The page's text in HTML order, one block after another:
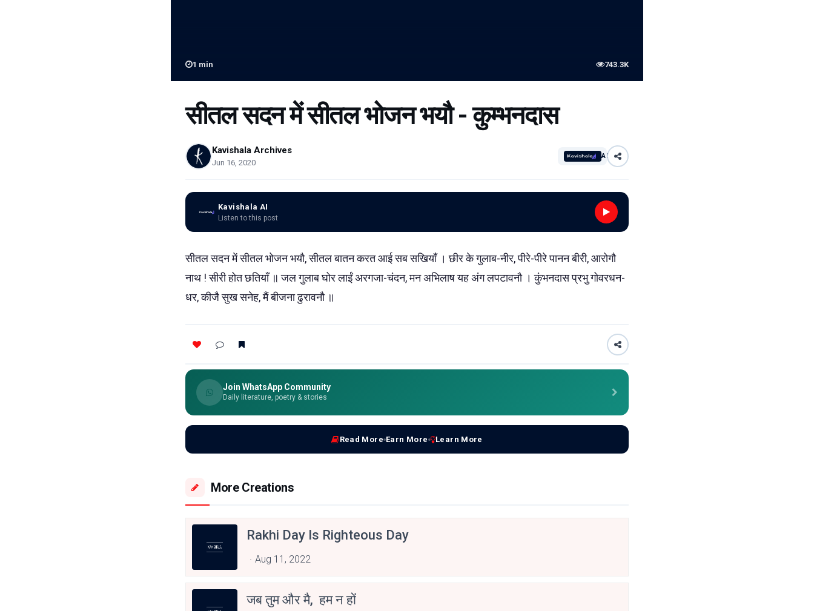
1 min 743.3K
सीतल सदन में सीतल भोजन भयौ - कुम्भनदास
Kavishala Archives
Jun 16, 2020
AI
Kavishala AI
Listen to this post
सीतल सदन में सीतल भोजन भयौ, सीतल बातन करत आई सब सखियाँ । छीर के गुलाब-नीर, पीरे-पीरे पानन बीरी, आरोगौ
नाथ ! सीरी होत छतियाँ ॥ जल गुलाब घोर लाईं अरगजा-चंदन, मन अभिलाष यह अंग लपटावनौ । कुंभनदास प्रभु गोवरधन-
धर, कीजै सुख सनेह, मैं बीजना ढुरावनौ ॥
Join WhatsApp Community
Daily literature, poetry & stories
Read More Earn More Learn More
More Creations
Rakhi Day Is Righteous Day
Aug 11, 2022
जब तुम और मै, हम न हों